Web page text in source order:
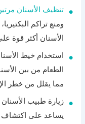
تنظيف الأسنان
ومنع تراكم
الأسنان أكثر قوة
استخدام خيط
الطعام من بين
مما يقلل من خطر
زيارة طبيب
يساعد على اكتشاف